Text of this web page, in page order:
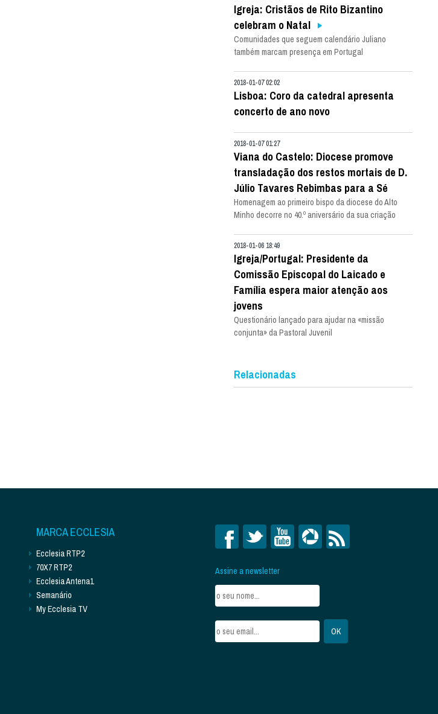
Igreja: Cristãos de Rito Bizantino
celebram o Natal
Comunidades que seguem calendário Juliano
também marcam presença em Portugal
2018-01-07 02:02
Lisboa: Coro da catedral apresenta
concerto de ano novo
2018-01-07 01:27
Viana do Castelo: Diocese promove
transladação dos restos mortais de D.
Júlio Tavares Rebimbas para a Sé
Homenagem ao primeiro bispo da diocese do Alto
Minho decorre no 40.º aniversário da sua criação
2018-01-06 18:49
Igreja/Portugal: Presidente da
Comissão Episcopal do Laicado e
Família espera maior atenção aos
jovens
Questionário lançado para ajudar na «missão
conjunta» da Pastoral Juvenil
Relacionadas
MARCA ECCLESIA
Ecclesia RTP2
70X7 RTP2
Ecclesia Antena1
Semanário
My Ecclesia TV
Assine a newsletter